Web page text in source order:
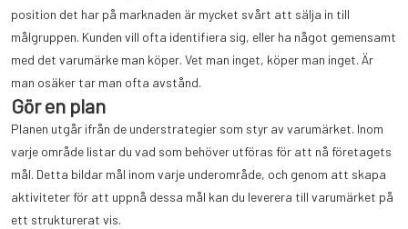
position det har på marknaden är mycket svårt att sälja in till
målgruppen. Kunden vill ofta identifiera sig, eller ha något gemensamt
med det varumärke man köper. Vet man inget, köper man inget. Är
man osäker tar man ofta avstånd.
Gör en plan
Planen utgår ifrån de understrategier som styr av varumärket. Inom
varje område listar du vad som behöver utföras för att nå företagets
mål. Detta bildar mål inom varje underområde, och genom att skapa
aktiviteter för att uppnå dessa mål kan du leverera till varumärket på
ett strukturerat vis.